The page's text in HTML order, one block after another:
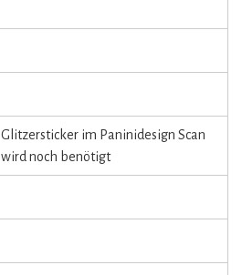
Glitzersticker im Paninidesign Scan
wird noch benötigt